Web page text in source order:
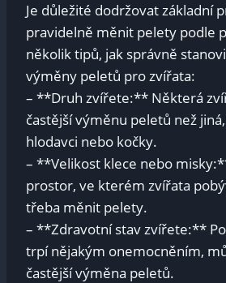
Je důležité dodržovat základní
pravidelně měnit pelety podle
několik tipů, jak správně
výměny peletů pro zvířata:
– **Druh zvířete:** Některá
častější výměnu peletů než
hlodavci nebo kočky.
– **Velikost klece nebo
prostor, ve kterém zvířata
třeba měnit pelety.
– **Zdravotní stav zvířete:**
trpí nějakým onemocněním,
častější výměna peletů.